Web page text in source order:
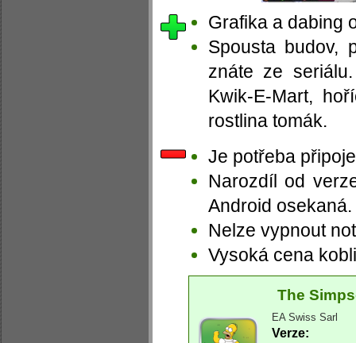
Grafika a dabing
Spousta budov,
znáte ze
Kwik-E-Mart,
rostlina tomák.
Je potřeba
Narozdíl od
Android osekaná.
Nelze vypnout
Vysoká cena
The
EA Swiss Sarl
Verze: